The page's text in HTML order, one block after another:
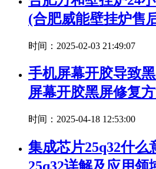
(合肥威能壁挂炉售
时间：2025-02-03 21:49:07
手机屏幕开胶导致
屏幕开胶黑屏修复
时间：2025-04-18 12:53:00
集成芯片25q32什么